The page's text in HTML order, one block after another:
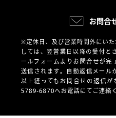
お問合
※定休日、及び営業時間外にい
しては、翌営業日以降の受付と
ールフォームよりお問合せが完
送信されます。自動返信メール
以上経ってもお問合せの返信
5789-6870へお電話にてご連絡く